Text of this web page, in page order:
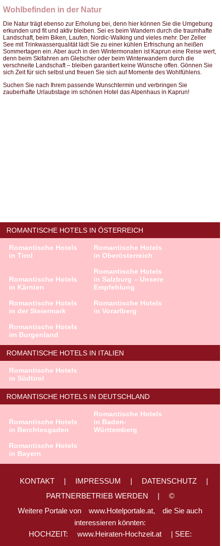
Wohlbefinden in der Natur
Die Natur trägt ebenso zur Erholung bei, denn hier können Sie die Umgebung
erkunden und fit und aktiv bleiben. Sei es beim Wandern durch die traumhafte
Landschaft, beim Biken, Laufen, Nordic-Walking und vieles mehr. Der Zeller
See mit Trinkwasserqualität lädt Sie zu einer kühlen Erfrischung an heißen
Sommertagen ein. Aber auch in den Wintermonaten ist Kaprun eine Reise wert,
denn beim Skifahren am Gletscher oder beim Winterwandern durch die
verschneite Landschaft – bleiben garantiert keine Wünsche offen. Gönnen Sie
sich Zeit für sich selbst und freuen Sie sich auf Momente des Wohlfühlens.
Suchen Sie nach Ihrem passende Wunschtermin und verbringen Sie
zauberhafte Urlaubstage im schönen Hotel das Alpenhaus in Kaprun!
ROMANTISCHE HOTELS IN ÖSTERREICH
Romantische Hotels
in Tirol
Romantische Hotels
in Oberösterreich
Romantische Hotels
in Kärnten
Romantische Hotels
in Salzburg – Unsere
Empfehlung
Romantische Hotels
in der Steiermark
Romantische Hotels
in Vorarlberg
Romantische Hotels
im Burgenland
ROMANTISCHE HOTELS IN ITALIEN
Romantische Hotels
in Südtirol
ROMANTISCHE HOTELS IN DEUTSCHLAND
Romantische Hotels
in Berchtesgaden
Romantische Hotels
in Baden-
Württemberg
Romantische Hotels
in Bayern
KONTAKT | IMPRESSUM | DATENSCHUTZ
|
PARTNERBETRIEB WERDEN
|
©
Weitere Portale von
www.Hotelportale.at,
die Sie auch
interessieren könnten:
HOCHZEIT:
www.Heiraten-Hochzeit.at
| SEE: